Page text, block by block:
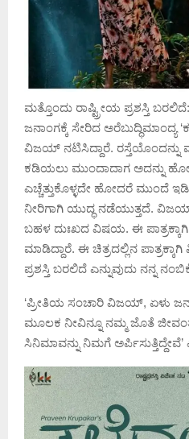
ಮತ್ತೊಂದು ರಾಷ್ಟ್ರೀಯ ಪ್ರಶಸ್ತಿ
ಜನಾಂಗಕ್ಕೆ ಸೇರಿದ ಅರೆಬುದ್ಧಿಮಾಂದ್ಯ
ವಿಜಯ್‌ ನಟಿಸಿದ್ದಾರೆ. ರಸ್ತೆಯೊಂದನ್ನು
ಕಡಿಯಲು ಮುಂದಾದಾಗ ಅದನ್ನು
ಎಚ್ಚೆತ್ತುಕೊಳ್ಳದೇ ಹೋದರೆ ಮುಂದೆ
ನೀರಿಗಾಗಿ ಯುದ್ಧ ನಡೆಯುತ್ತದೆ. ವಿಜಯ್‌
ಬಹಳ ದುಃಖದ ವಿಷಯ. ಈ
ಮಾಡಿದ್ದಾರೆ. ಈ ಚಿತ್ರದಲ್ಲಿನ
ಪ್ರಶಸ್ತಿ ಬರಲಿದೆ ಎನ್ನುವುದು ನನ್ನ
‘ಪ್ರೀತಿಯ ಸಂಚಾರಿ ವಿಜಯ್‌, ಏಳು
ಮೂಲಕ ನೀವಿನ್ನೂ ನಮ್ಮ ಜೊತೆ
ಸಿನಿಮಾವನ್ನು ನಿಮಗೆ